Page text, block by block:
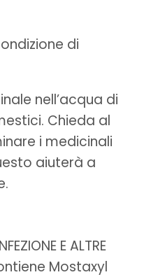
di
nell’acqua di
Chieda al
i medicinali
aiuterà a
E ALTRE
Mostaxyl